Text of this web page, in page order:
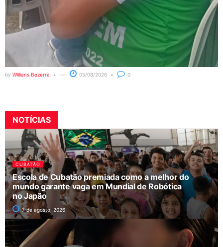
by Willians Bezerra 05/08/2026 0
NOTÍCIAS
CUBATÃO
Escola de Cubatão premiada como a melhor do
mundo garante vaga em Mundial de Robótica
no Japão
7 de agosto, 2026